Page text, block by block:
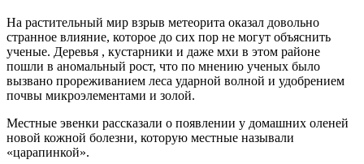
На растительный мир взрыв метеорита оказал довольно
странное влияние, которое до сих пор не могут объяснить
ученые. Деревья , кустарники и даже мхи в этом районе
пошли в аномальный рост, что по мнению ученых было
вызвано прореживанием леса ударной волной и удобрением
почвы микроэлементами и золой.
Местные эвенки рассказали о появлении у домашних оленей
новой кожной болезни, которую местные называли
«царапинкой».